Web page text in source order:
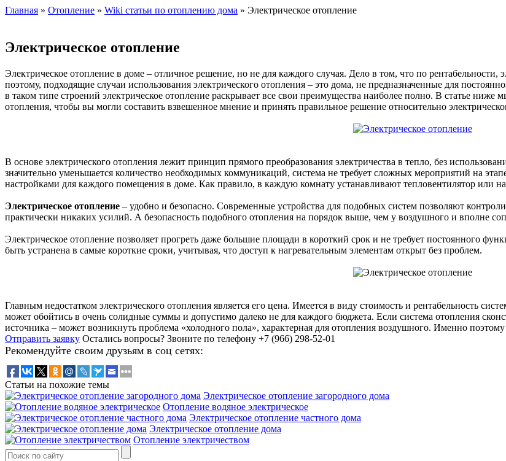
Главная » Отопление » Wiki статьи по отоплению дома » Электрическое отопление
Электрическое отопление
Электрическое отопление в доме – отличное решение, но не для каждого случая. Дело в том, что по
поэтому, подходящие случаи использования электрического отопления – это дома, не предназначенные для
в таком типе строений электрическое отопление раскрывает все свои преимущества наиболее полно. В статье
отопления, чтобы вы могли составить взвешенное мнение и принять правильное решение относительно
В основе электрического отопления лежит принцип прямого преобразования электричества в тепло, без
значительно уменьшается количество необходимых коммуникаций, система не требует сложных мероприятий на
настройками для каждого помещения в доме. Как правило, в каждую комнату устанавливают тепловентилятор или
Электрическое отопление – удобно и безопасно. Современные устройства для подобных систем позволяют
практически никаких усилий. А безопасность подобного отопления на порядок выше, чем у воздушного и вполне
Электрическое отопление позволяет прогреть даже большие площади в короткий срок и не требует постоянного
быть устранена в самые короткие сроки, учитывая, что доступ к нагревательным элементам открыт без проблем.
Главным недостатком электрического отопления является его цена. Имеется в виду стоимость и рентабельность
может обойтись в очень солидные суммы и допустимо далеко не для каждого бюджета. Если система отопления
источника – может возникнуть проблема «холодного пола», характерная для отопления воздушного. Именно
Отправить заявку Остались вопросы? Звоните по телефону +7 (966) 298-52-01
Рекомендуйте своим друзьям в соц сетях:
Статьи на похожие темы
Электрическое отопление загородного дома
Отопление водяное электрическое
Электрическое отопление частного дома
Электрическое отопление дома
Отопление электричеством